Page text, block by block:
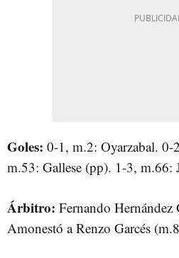
Goles: 0-1, m.2: Oyarzabal.
m.53: Gallese (pp). 1-3, m.66:
Árbitro: Fernando
Amonestó a Renzo Garcés